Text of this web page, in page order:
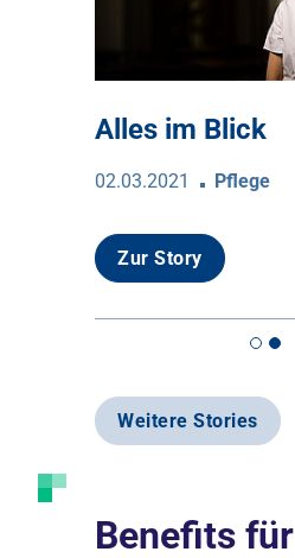
Alles im Blick
02.03.2021 Pflege
Zur Story
Weitere Stories
Benefits für